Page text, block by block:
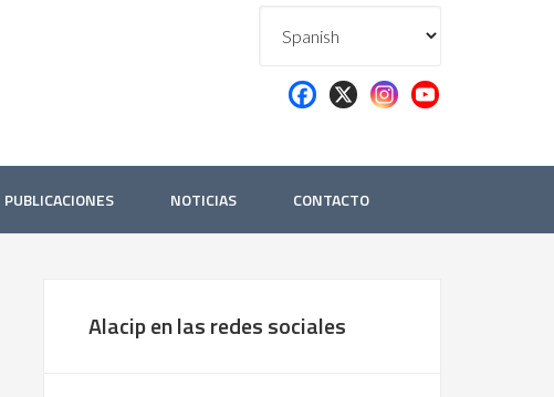
PUBLICACIONES NOTICIAS CONTACTO
Alacip en las redes sociales